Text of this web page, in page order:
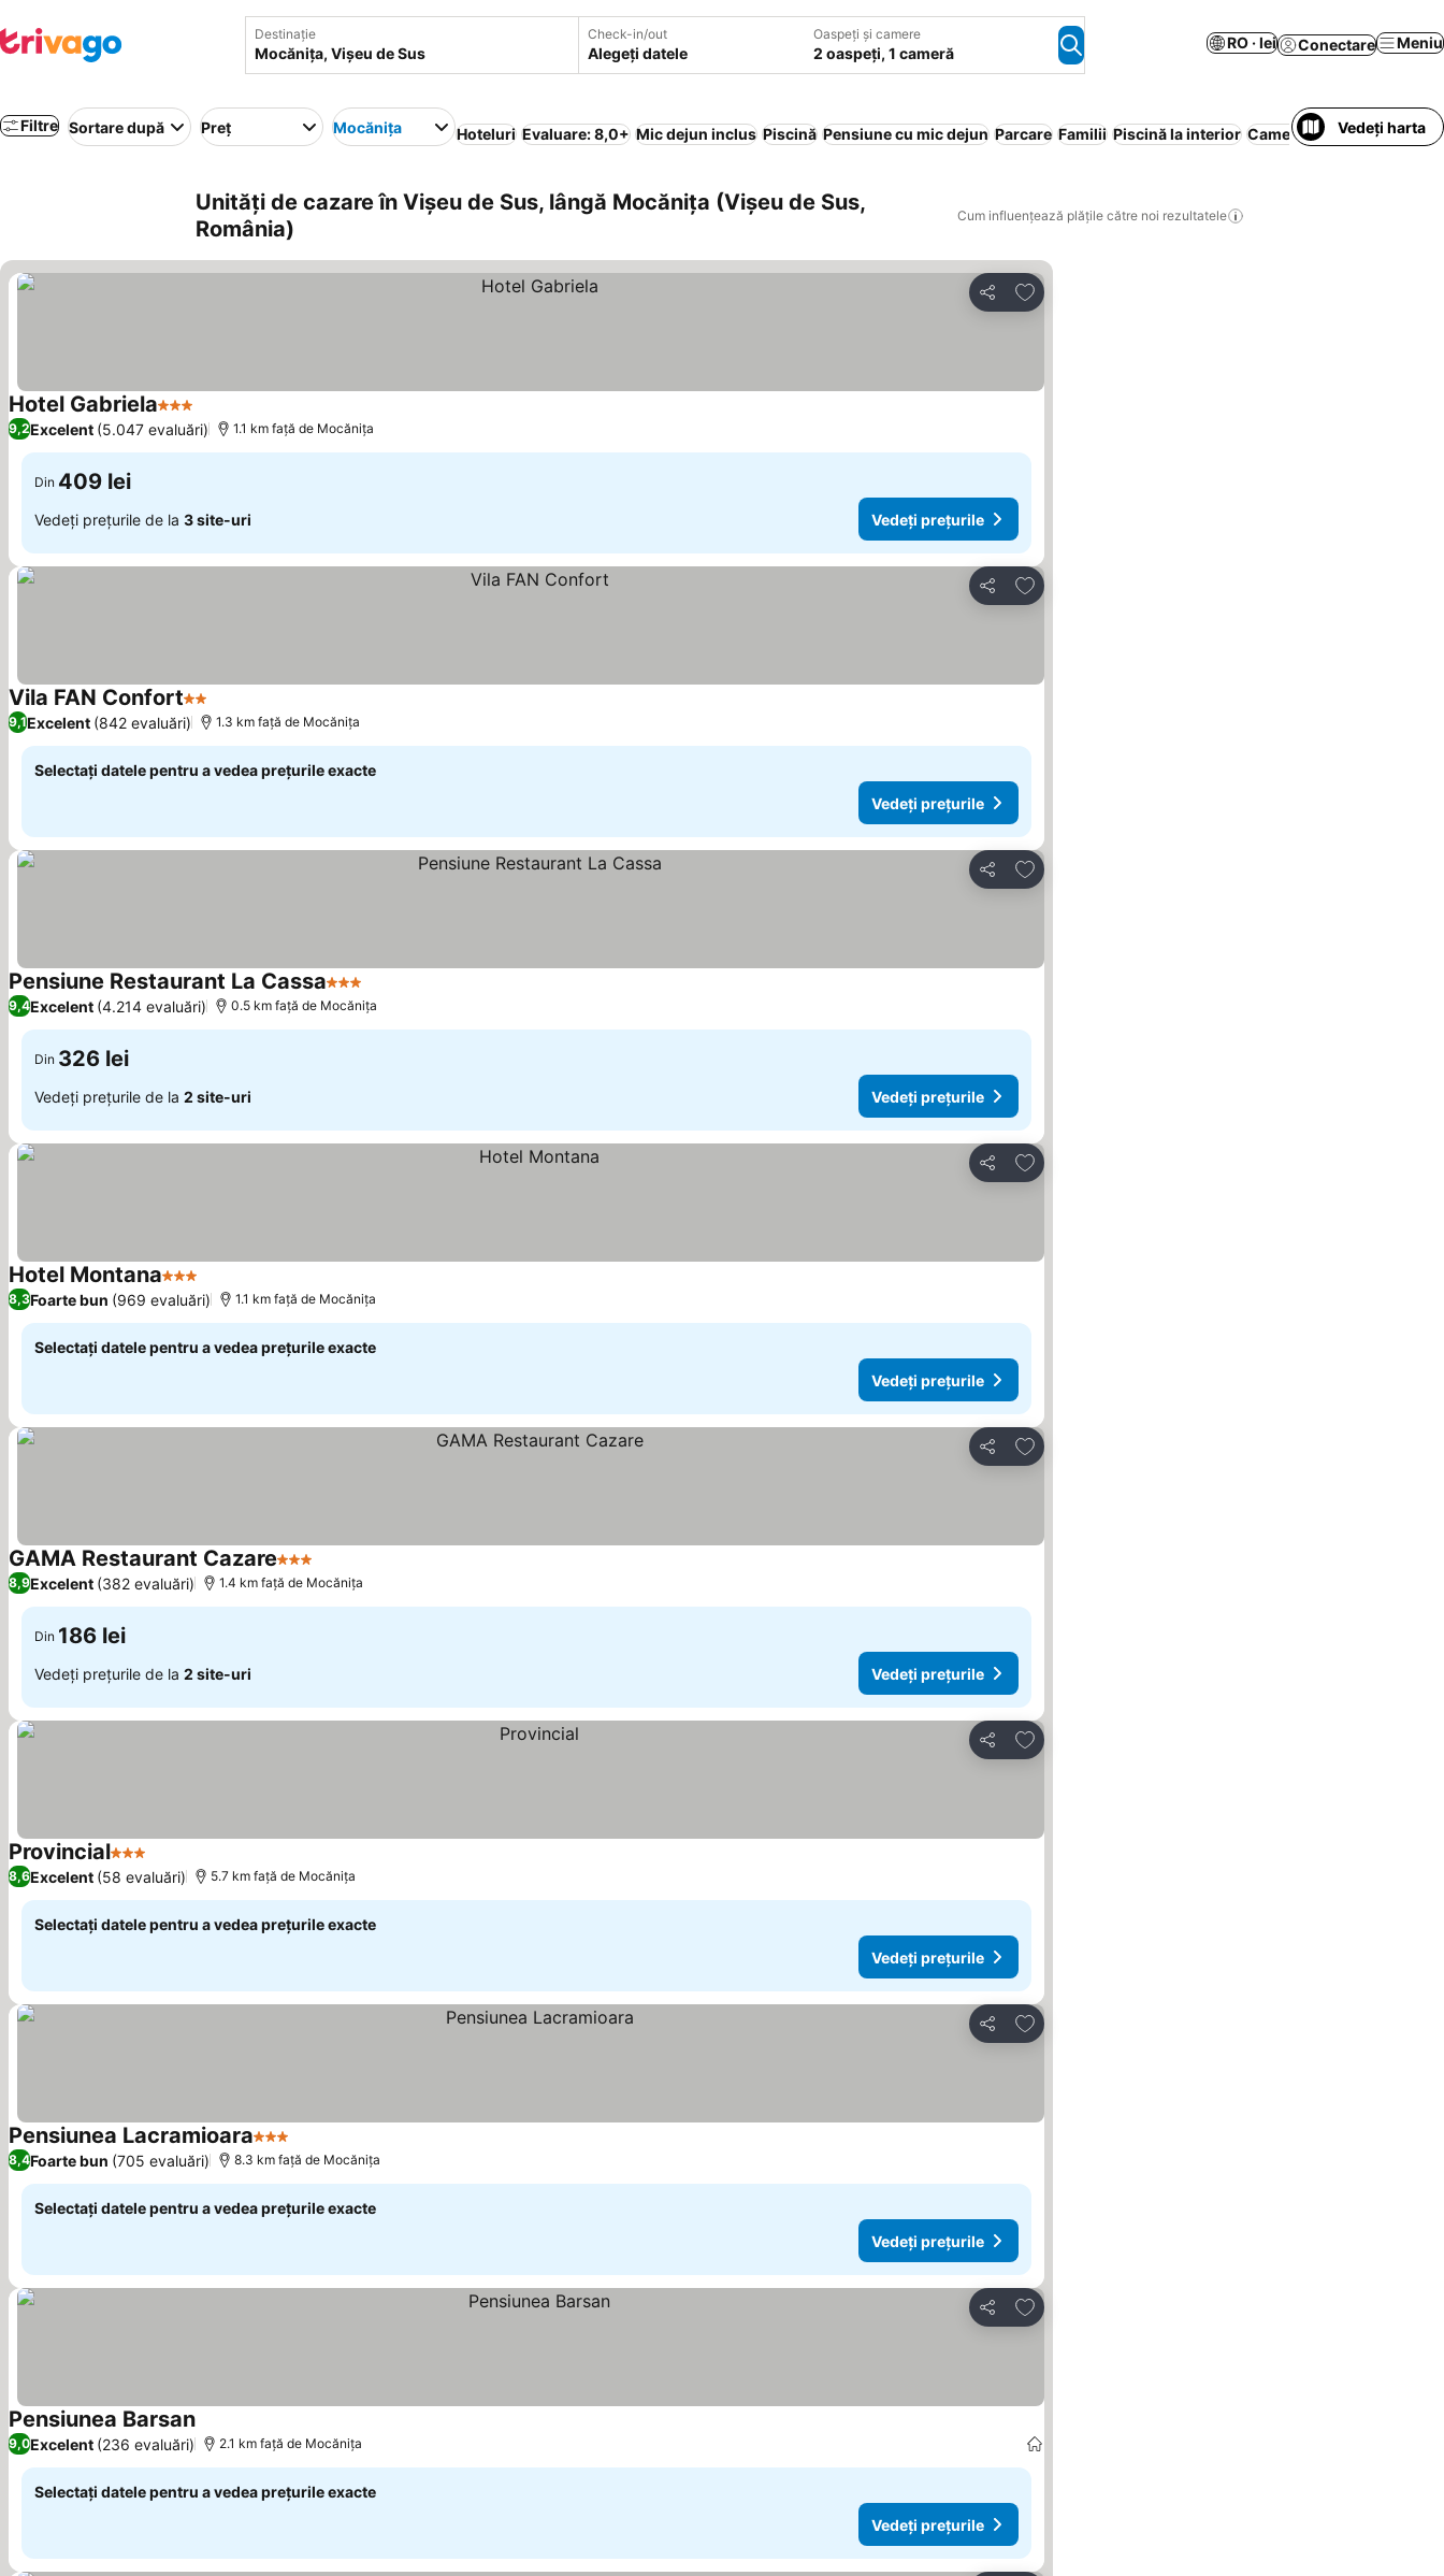
Destinație Check-in/out
Alegeți datele
Oaspeți și camere
2 oaspeți, 1 cameră
RO · lei Conectare Meniu
Filtre Sortare după Preț Mocănița Hoteluri Evaluare: 8,0+ Mic dejun inclus Piscină Pensiune cu mic dejun Parcare Familii Piscină la interior Camere nefumători
Vedeți harta
Unități de cazare în Vişeu de Sus, lângă Mocănița (Vişeu de Sus,
România)
Cum influențează plățile către noi rezultatele
Distribuiți
Adăugaţi la favorite
Hotel Gabriela3 Stele Vedeți prețurile
9,2Excelent (5.047 evaluări) 1.1 km faţă de Mocănița
Din 409 lei
Vedeți prețurile de la 3 site-uri Vedeți prețurile
Distribuiți
Adăugaţi la favorite
Vila FAN Confort2 Stele
9,1Excelent (842 evaluări) 1.3 km faţă de Mocănița
Selectați datele pentru a vedea prețurile exacte
Vedeți prețurile
Distribuiți
Adăugaţi la favorite
Pensiune Restaurant La Cassa3 Stele
9,4Excelent (4.214 evaluări) 0.5 km faţă de Mocănița
Din 326 lei
Vedeți prețurile de la 2 site-uri Vedeți prețurile
Distribuiți
Adăugaţi la favorite
Hotel Montana3 Stele Vedeți prețurile
8,3Foarte bun (969 evaluări) 1.1 km faţă de Mocănița
Selectați datele pentru a vedea prețurile exacte
Vedeți prețurile
Distribuiți
Adăugaţi la favorite
GAMA Restaurant Cazare3 Stele
8,9Excelent (382 evaluări) 1.4 km faţă de Mocănița
Din 186 lei
Vedeți prețurile de la 2 site-uri Vedeți prețurile
Distribuiți
Adăugaţi la favorite
Provincial3 Stele Vedeți prețurile
8,6Excelent (58 evaluări) 5.7 km faţă de Mocănița
Selectați datele pentru a vedea prețurile exacte
Vedeți prețurile
Distribuiți
Adăugaţi la favorite
Pensiunea Lacramioara3 Stele
8,4Foarte bun (705 evaluări) 8.3 km faţă de Mocănița
Selectați datele pentru a vedea prețurile exacte
Vedeți prețurile
Distribuiți
Adăugaţi la favorite
Pensiunea BarsanVedeți prețurile
9,0Excelent (236 evaluări) 2.1 km faţă de Mocănița
Selectați datele pentru a vedea prețurile exacte
Vedeți prețurile